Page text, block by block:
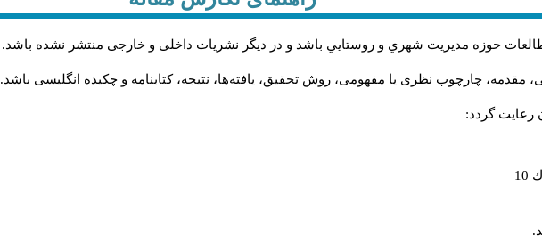
حوزه مديريت شهري و روستايي باشد و در دیگر نشریات داخلی و خارجی منتشر نشده باشد.
مقدمه، چارچوب نظری یا مفهومی، روش تحقیق، یافته‌ها، نتیجه، کتابنامه و چکیده انگلیسی باشد.
رعايت گردد: